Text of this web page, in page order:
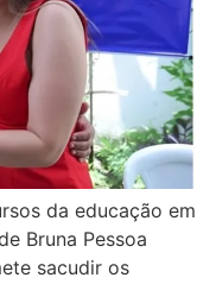
da educação em
Bruna Pessoa
sacudir os